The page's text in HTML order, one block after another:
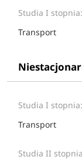
Studia I stopnia:
Transport
Studia I stopnia:
Transport
Studia II